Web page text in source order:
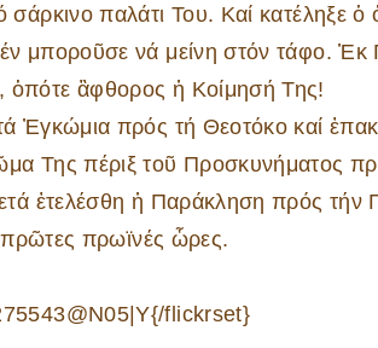
παλάτι Του. Καί κατέληξε ὁ
μποροῦσε νά μείνη στόν τάφο. Ἐκ
ἂφθορος ἡ Κοίμησή Της!
πρός τή Θεοτόκο καί
Της πέριξ τοῦ Προσκυνήματος
ἐτελέσθη ἡ Παράκληση πρός τήν
πρῶτες πρωϊνές ὧρες.
flickrset}